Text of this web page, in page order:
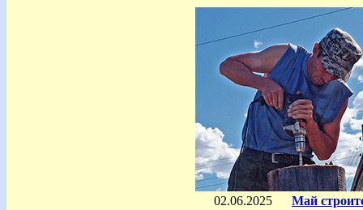
02.06.2025 Май